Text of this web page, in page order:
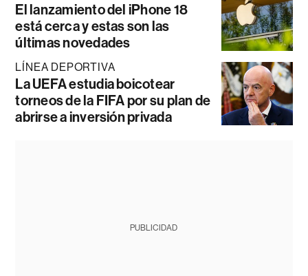
El lanzamiento del iPhone 18
está cerca y estas son las
últimas novedades
LÍNEA DEPORTIVA
La UEFA estudia boicotear
torneos de la FIFA por su plan de
abrirse a inversión privada
PUBLICIDAD